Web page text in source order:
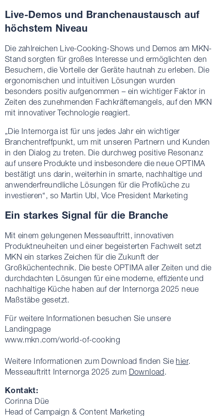
Live-Demos und Branchenaustausch auf
höchstem Niveau
Die zahlreichen Live-Cooking-Shows und Demos am MKN-
Stand sorgten für großes Interesse und ermöglichten den
Besuchern, die Vorteile der Geräte hautnah zu erleben. Die
ergonomischen und intuitiven Lösungen wurden
besonders positiv aufgenommen – ein wichtiger Faktor in
Zeiten des zunehmenden Fachkräftemangels, auf den MKN
mit innovativer Technologie reagiert.
„Die Internorga ist für uns jedes Jahr ein wichtiger
Branchentreffpunkt, um mit unseren Partnern und Kunden
in den Dialog zu treten. Die durchweg positive Resonanz
auf unsere Produkte und insbesondere die neue OPTIMA
bestätigt uns darin, weiterhin in smarte, nachhaltige und
anwenderfreundliche Lösungen für die Profiküche zu
investieren“, so Martin Ubl, Vice President Marketing
Ein starkes Signal für die Branche
Mit einem gelungenen Messeauftritt, innovativen
Produktneuheiten und einer begeisterten Fachwelt setzt
MKN ein starkes Zeichen für die Zukunft der
Großküchentechnik. Die beste OPTIMA aller Zeiten und die
durchdachten Lösungen für eine moderne, effiziente und
nachhaltige Küche haben auf der Internorga 2025 neue
Maßstäbe gesetzt.
Für weitere Informationen besuchen Sie unsere
Landingpage
www.mkn.com/world-of-cooking
Weitere Informationen zum Download finden Sie hier.
Messeauftritt Internorga 2025 zum Download.
Kontakt:
Corinna Düe
Head of Campaign & Content Marketing